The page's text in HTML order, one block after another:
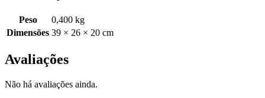
Peso
0,400 kg
Dimensões 39 × 26 × 20 cm
Avaliações
Não há avaliações ainda.